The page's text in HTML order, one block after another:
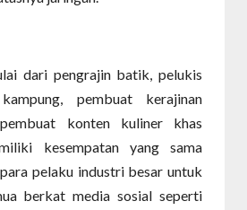
dari pengrajin batik, pelukis
pembuat kerajinan
konten kuliner khas
kesempatan yang sama
pelaku industri besar untuk
berkat media sosial seperti